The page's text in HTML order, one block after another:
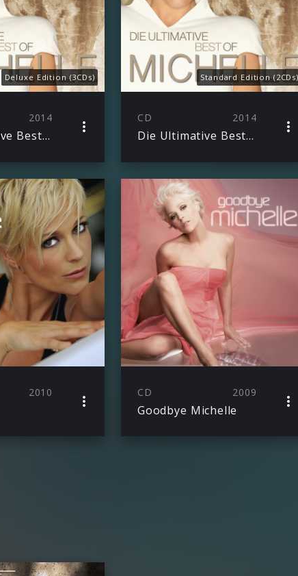
Deluxe Edition (3CDs)
2014
Die Ultimative Best Of
Standard Edition (2CDs)
CD 2014
Die Ultimative Best Of
2010 CD 2009
Goodbye Michelle